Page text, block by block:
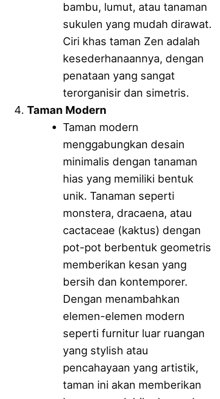
bambu, lumut, atau tanaman
sukulen yang mudah dirawat.
Ciri khas taman Zen adalah
kesederhanaannya, dengan
penataan yang sangat
terorganisir dan simetris.
Taman Modern
Taman modern
menggabungkan desain
minimalis dengan tanaman
hias yang memiliki bentuk
unik. Tanaman seperti
monstera, dracaena, atau
cactaceae (kaktus) dengan
pot-pot berbentuk geometris
memberikan kesan yang
bersih dan kontemporer.
Dengan menambahkan
elemen-elemen modern
seperti furnitur luar ruangan
yang stylish atau
pencahayaan yang artistik,
taman ini akan memberikan